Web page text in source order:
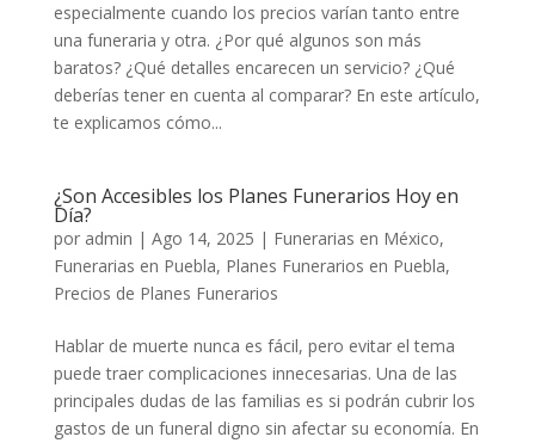
especialmente cuando los precios varían tanto entre
una funeraria y otra. ¿Por qué algunos son más
baratos? ¿Qué detalles encarecen un servicio? ¿Qué
deberías tener en cuenta al comparar? En este artículo,
te explicamos cómo...
¿Son Accesibles los Planes Funerarios Hoy en
Día?
por admin | Ago 14, 2025 | Funerarias en México,
Funerarias en Puebla, Planes Funerarios en Puebla,
Precios de Planes Funerarios
Hablar de muerte nunca es fácil, pero evitar el tema
puede traer complicaciones innecesarias. Una de las
principales dudas de las familias es si podrán cubrir los
gastos de un funeral digno sin afectar su economía. En